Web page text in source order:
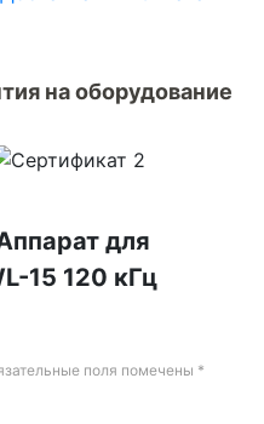
на оборудование
для
15 120 кГц
поля помечены *